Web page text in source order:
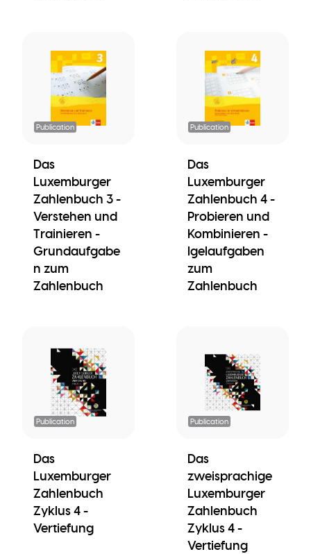
Publication
Das
Luxemburger
Zahlenbuch 3 -
Verstehen und
Trainieren -
Grundaufgabe
n zum
Zahlenbuch
Publication
Das
Luxemburger
Zahlenbuch 4 -
Probieren und
Kombinieren -
Igelaufgaben
zum
Zahlenbuch
Publication
Das
Luxemburger
Zahlenbuch
Zyklus 4 -
Vertiefung
Publication
Das
zweisprachige
Luxemburger
Zahlenbuch
Zyklus 4 -
Vertiefung